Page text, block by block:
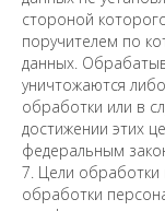
стороной
поручителем по
данных.
уничтожаются
обработки или в
достижении этих
федеральным
7. Цели обработки
обработки